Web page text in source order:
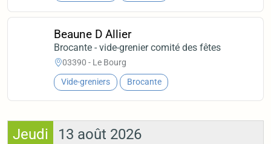
Beaune D Allier
Brocante - vide-grenier comité des fêtes
03390 - Le Bourg
Vide-greniers Brocante
Jeudi 13 août 2026